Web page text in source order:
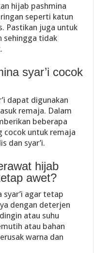
hijab pashmina
seperti katun
Pastikan juga untuk
sehingga tidak
syar’i cocok
dapat digunakan
remaja. Dalam
beberapa
cocok untuk remaja
dan syar’i.
hijab
awet?
agar tetap
dengan deterjen
atau suhu
atau bahan
warna dan